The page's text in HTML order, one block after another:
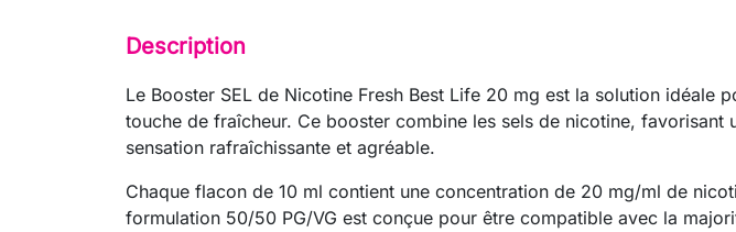
Description
Le Booster SEL de Nicotine Fresh Best Life 20 mg est la solution
touche de fraîcheur. Ce booster combine les sels de nicotine,
sensation rafraîchissante et agréable.
Chaque flacon de 10 ml contient une concentration de 20 mg/ml de
formulation 50/50 PG/VG est conçue pour être compatible avec la